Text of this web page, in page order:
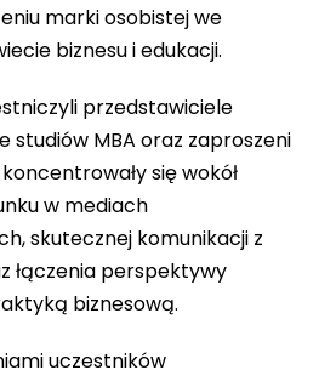
marki osobistej we
biznesu i edukacji.
przedstawiciele
studiów MBA oraz zaproszeni
się wokół
w mediach
skutecznej komunikacji z
łączenia perspektywy
biznesową.
uczestników